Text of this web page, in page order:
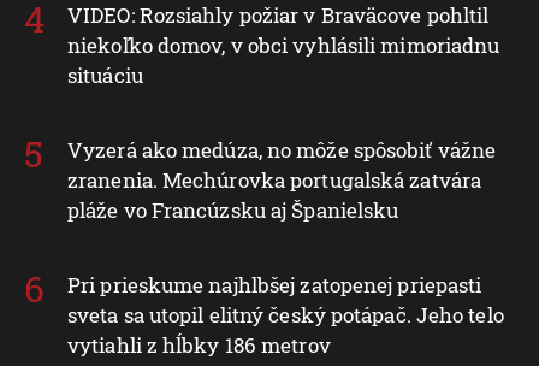
VIDEO: Rozsiahly požiar v Braväcove pohltil
niekoľko domov, v obci vyhlásili mimoriadnu
situáciu
Vyzerá ako medúza, no môže spôsobiť vážne
zranenia. Mechúrovka portugalská zatvára
pláže vo Francúzsku aj Španielsku
Pri prieskume najhlbšej zatopenej priepasti
sveta sa utopil elitný český potápač. Jeho telo
vytiahli z hĺbky 186 metrov